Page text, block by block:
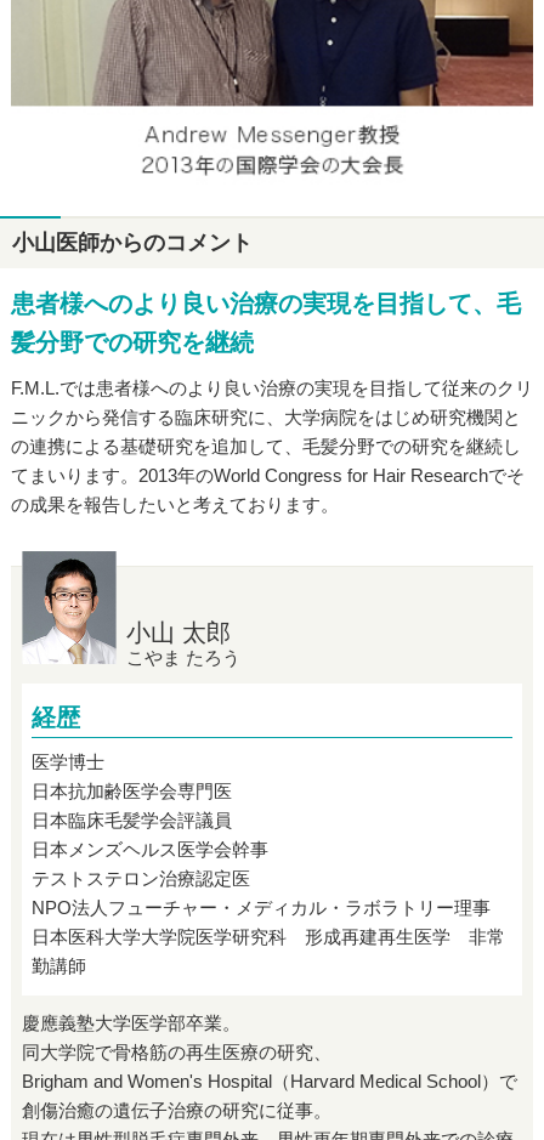
小山医師からのコメント
患者様へのより良い治療の実現を目指して、毛
髪分野での研究を継続
F.M.L.では患者様へのより良い治療の実現を目指して従来のクリ
ニックから発信する臨床研究に、大学病院をはじめ研究機関と
の連携による基礎研究を追加して、毛髪分野での研究を継続し
てまいります。2013年のWorld Congress for Hair Researchでそ
の成果を報告したいと考えております。
小山 太郎
こやま たろう
経歴
医学博士
日本抗加齢医学会専門医
日本臨床毛髪学会評議員
日本メンズヘルス医学会幹事
テストステロン治療認定医
NPO法人フューチャー・メディカル・ラボラトリー理事
日本医科大学大学院医学研究科 形成再建再生医学 非常
勤講師
慶應義塾大学医学部卒業。
同大学院で骨格筋の再生医療の研究、
Brigham and Women's Hospital（Harvard Medical School）で
創傷治癒の遺伝子治療の研究に従事。